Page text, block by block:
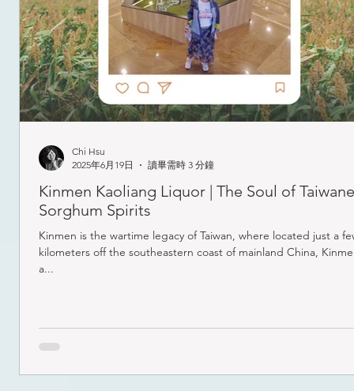
Kinmen Kaoliang Liquor | The Soul of
Sorghum Spirits
Kinmen is the wartime legacy of Taiwan, where located just a few
kilometers off the southeastern coast of mainland China,
a...
Chi Hsu
2025年6月19日
讀畢需時 3 分鐘